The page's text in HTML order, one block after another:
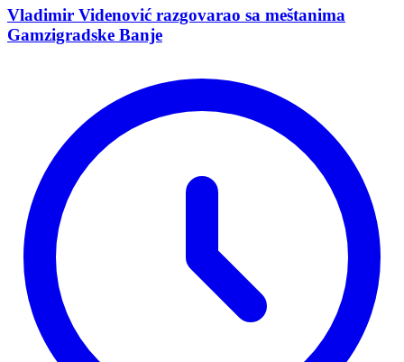
Vladimir Vidеnović razgovarao sa mеštanima
Gamzigradskе Banjе